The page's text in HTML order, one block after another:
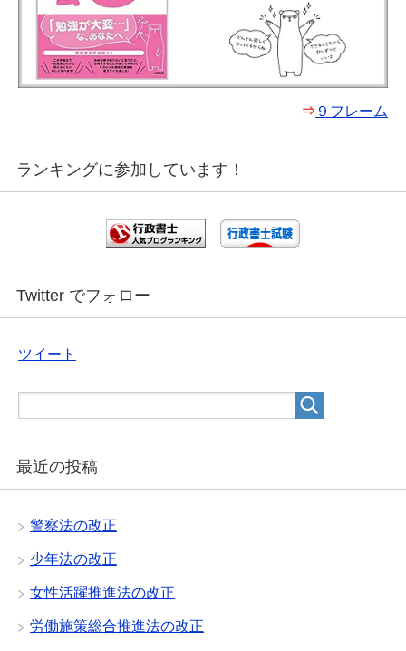
⇒ ９フレーム
ランキングに参加しています！
Twitter でフォロー
ツイート
最近の投稿
警察法の改正
少年法の改正
女性活躍推進法の改正
労働施策総合推進法の改正